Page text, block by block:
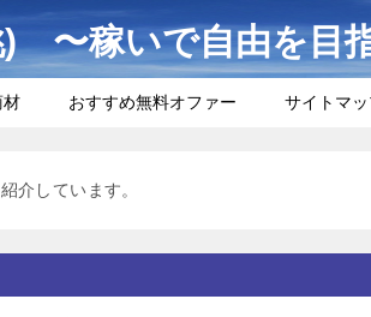
〜稼いで自由を目
材 おすすめ無料オファー サイトマ
介しています。